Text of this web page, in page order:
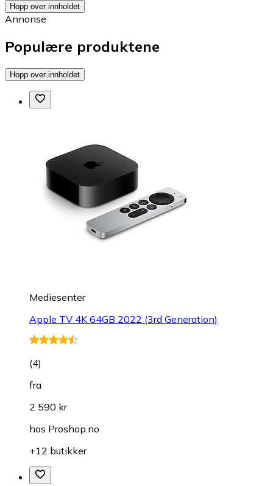
Hopp over innholdet
Annonse
Populære produktene
Hopp over innholdet
Mediesenter
Apple TV 4K 64GB 2022 (3rd Generation)
(4)
fra
2 590 kr
hos Proshop.no
+12 butikker